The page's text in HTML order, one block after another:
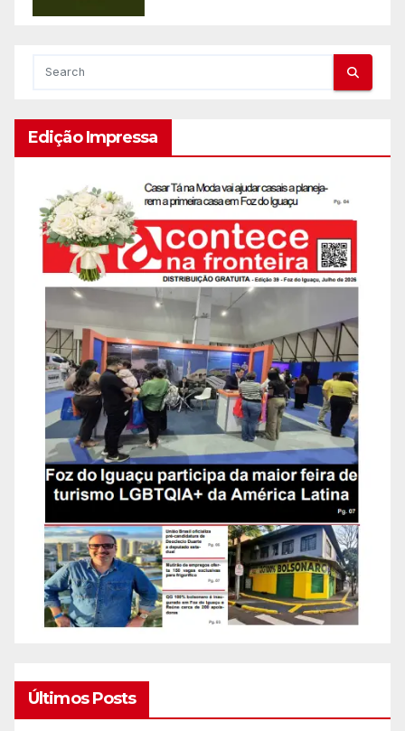
Edição Impressa
Últimos Posts